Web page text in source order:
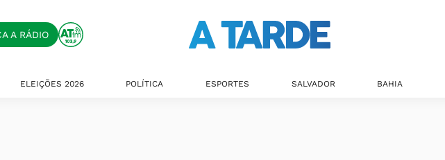
A RÁDIO
ELEIÇÕES 2026 POLÍTICA ESPORTES SALVADOR BAHIA